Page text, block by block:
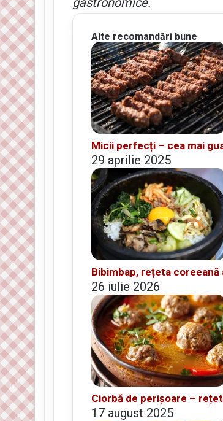
Alte recomandări bune
Micii perfecți – cea mai
29 aprilie 2025
Bibimbap, rețeta
26 iulie 2026
Ciorbă de perișoare –
17 august 2025